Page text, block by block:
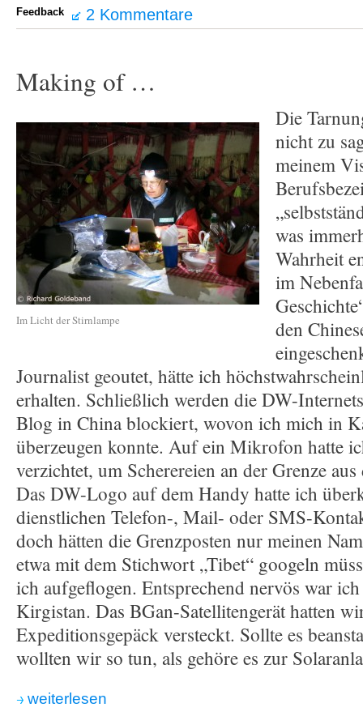
Feedback
2 Kommentare
Making of …
Im Licht der Stirnlampe
Die
nicht zu
meinem
was
Wahrheit
im
den
Journalist geoutet, hätte ich
erhalten. Schließlich werden die DW-
Blog in China blockiert, wovon ich mich in
überzeugen konnte. Auf ein Mikrofon hatte
verzichtet, um Scherereien an der Grenze
Das DW-Logo auf dem Handy hatte ich
dienstlichen Telefon-, Mail- oder SMS-
doch hätten die Grenzposten nur meinen
etwa mit dem Stichwort „Tibet“ googeln
ich aufgeflogen. Entsprechend nervös war
Kirgistan. Das BGan-Satellitengerät hatten
Expeditionsgepäck versteckt. Sollte es
wollten wir so tun, als gehöre es zur
weiterlesen